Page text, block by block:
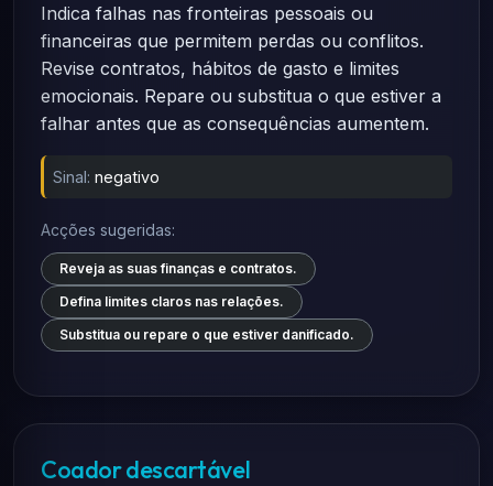
Indica falhas nas fronteiras pessoais ou
financeiras que permitem perdas ou conflitos.
Revise contratos, hábitos de gasto e limites
emocionais. Repare ou substitua o que estiver a
falhar antes que as consequências aumentem.
Sinal: negativo
Acções sugeridas:
Reveja as suas finanças e contratos.
Defina limites claros nas relações.
Substitua ou repare o que estiver danificado.
Coador descartável